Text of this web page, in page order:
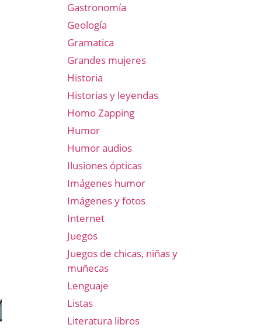
Gastronomía
Geología
Gramatica
Grandes mujeres
Historia
Historias y leyendas
Homo Zapping
Humor
Humor audios
Ilusiones ópticas
Imágenes humor
Imágenes y fotos
Internet
Juegos
Juegos de chicas, niñas y
muñecas
Lenguaje
Listas
Literatura libros